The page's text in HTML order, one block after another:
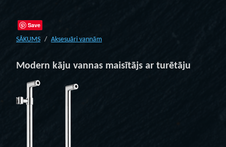
Save
SĀKUMS
Aksesuāri vannām
Modern kāju vannas maisītājs ar turētāju